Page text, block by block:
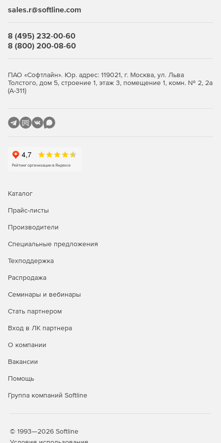
файлам, настройкам и определениям web-сайтов. Все,
необходимое для работы над web-проектами, будет
Web-шрифты Edge. Приложение предоставляет
большую и постоянно расширяемую библиотеку web-
шрифтов непосредственно из инструментов
Dreamweaver и Edge. Пользователи могут добавлять
быстро.
CSS и JavaScript, а также с разработкой динамических
страниц на языке PHP. Благодаря улучшенным
конструкций цветом обеспечивается более
время на создание кнопок и базовых значков.
Достаточно перетащить в проект нужные мини-
для отображения сворачивающихся панелей
чтобы настроить мобильные приложения и
интерфейсы.
Ускоренная организация рабочего процесса.
проще, рабочие процессы – удобнее. Контекстные
меню позволяют легко применять настройки, что
или «0» и «O», при работе в представлении кода.
sales.r@softline.com
8 (495) 232-00-60
8 (800) 200-08-60
ПАО «Софтлайн». Юр. адрес: 119021, г. Москва, ул. Льва
Толстого, дом 5, строение 1, этаж 3, помещение 1, комн. № 2, 2а
(А-311)
Каталог
Прайс-листы
Производители
Специальные предложения
Техподдержка
Распродажа
Семинары и вебинары
Стать партнером
Вход в ЛК партнера
О компании
Вакансии
Помощь
Группа компаний Softline
© 1993—2026 Softline